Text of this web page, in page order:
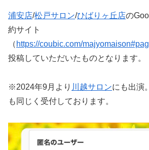
浦安店/松戸サロン/ひばりヶ丘店の
約サイト
（ https://coubic.com/
投稿していただいたものとなります。
※2024年9月より 川越サロンにも出演
も同じく受付しております。